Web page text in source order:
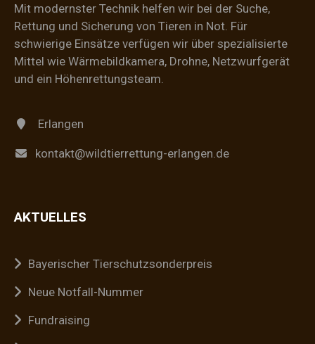
Mit modernster Technik helfen wir bei der Suche,
Rettung und Sicherung von Tieren in Not. Für
schwierige Einsätze verfügen wir über spezialisierte
Mittel wie Wärmebildkamera, Drohne, Netzwurfgerät
und ein Höhenrettungsteam.
Erlangen
kontakt@wildtierrettung-erlangen.de
AKTUELLES
Bayerischer Tierschutzsonderpreis
Neue Notfall-Nummer
Fundraising